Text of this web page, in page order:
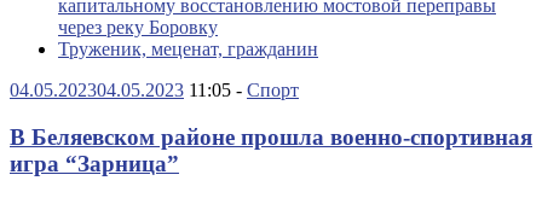
капитальному восстановлению мостовой переправы
через реку Боровку
Труженик, меценат, гражданин
04.05.202304.05.2023 11:05 - Спорт
В Беляевском районе прошла военно-спортивная
игра “Зарница”